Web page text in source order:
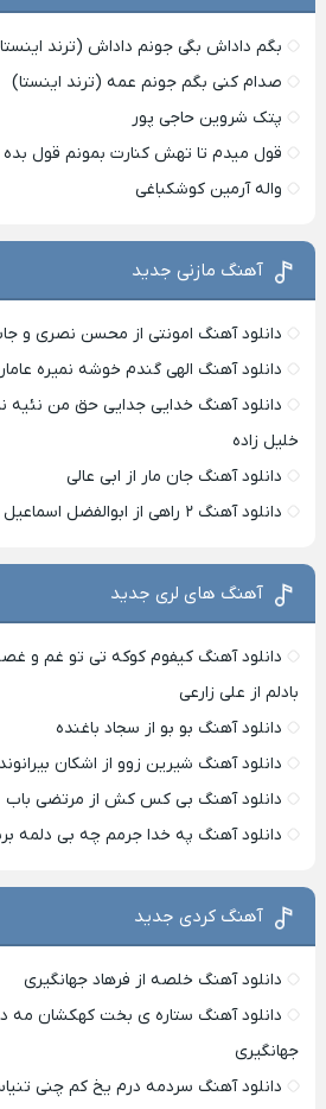
بگم داداش بگی جونم داداش (ترند
صدام کنی بگم جونم عمه (ترند اینستا)
پتک شروین حاجی پور
قول میدم تا تهش کنارت بمونم قول
واله آرمین کوشکباغی
آهنگ مازنی جدید
دانلود آهنگ امونتی از محسن نصری و
دانلود آهنگ الهی گندم خوشه نمیره عامارا
دانلود آهنگ خدایی جدایی حق من نئیه
خلیل زاده
دانلود آهنگ جان مار از ابی عالی
دانلود آهنگ ۲ راهی از ابوالفضل اسماعیل نژاد
آهنگ های لری جدید
دانلود آهنگ کیفوم کوکه تی تو غم و
بادلم از علی زارعی
دانلود آهنگ بو بو از سجاد باغنده
دانلود آهنگ شیرین زوو از اشکان
دانلود آهنگ بی کس کش از مرتضی باب
دانلود آهنگ په خدا جرمم چه بی دلمه
آهنگ کردی جدید
دانلود آهنگ خلصه از فرهاد جهانگیری
دانلود آهنگ ستاره ی بخت کهکشان مه
جهانگیری
دانلود آهنگ سردمه درم یخ کم چنی